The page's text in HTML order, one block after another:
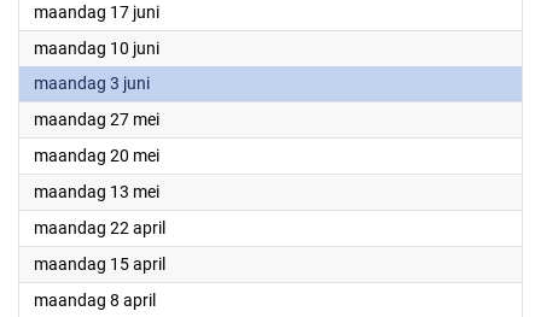
maandag 17 juni2024
maandag 10 juni2024
maandag 3 juni2024
maandag 27 mei2024
maandag 20 mei2024
maandag 13 mei2024
maandag 22 april2024
maandag 15 april2024
maandag 8 april2024